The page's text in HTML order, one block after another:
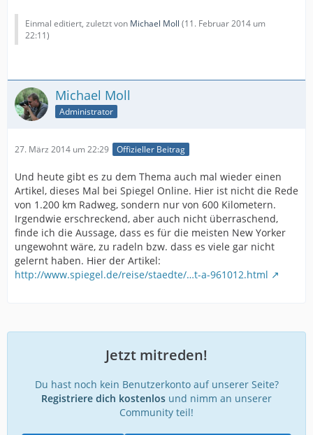
Einmal editiert, zuletzt von Michael Moll (11. Februar 2014 um
22:11)
Michael Moll
Administrator
27. März 2014 um 22:29 Offizieller Beitrag
Und heute gibt es zu dem Thema auch mal wieder einen
Artikel, dieses Mal bei Spiegel Online. Hier ist nicht die Rede
von 1.200 km Radweg, sondern nur von 600 Kilometern.
Irgendwie erschreckend, aber auch nicht überraschend,
finde ich die Aussage, dass es für die meisten New Yorker
ungewohnt wäre, zu radeln bzw. dass es viele gar nicht
gelernt haben. Hier der Artikel:
http://www.spiegel.de/reise/staedte/…t-a-961012.html
Jetzt mitreden!
Du hast noch kein Benutzerkonto auf unserer Seite?
Registriere dich kostenlos und nimm an unserer
Community teil!